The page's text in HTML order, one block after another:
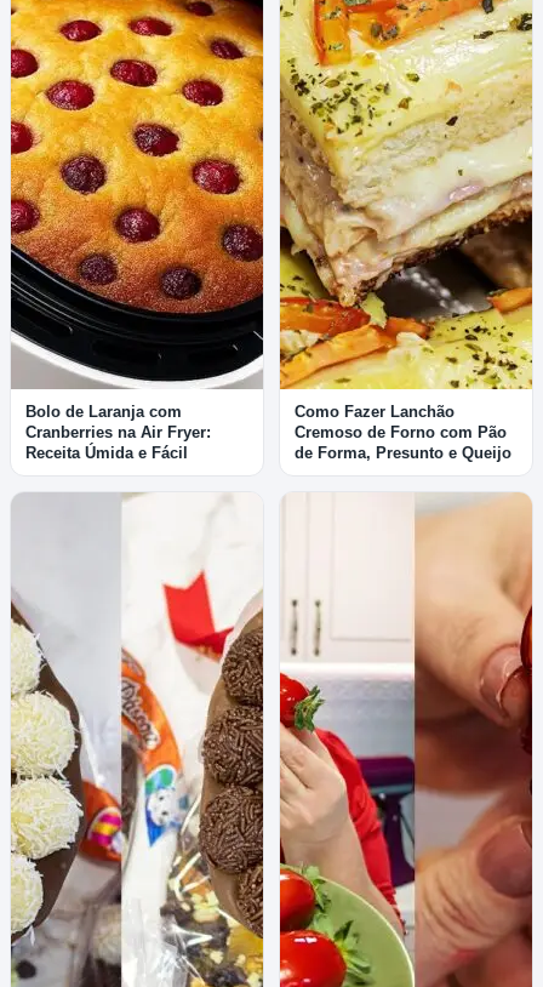
Bolo de Laranja com
Cranberries na Air Fryer:
Receita Úmida e Fácil
Como Fazer Lanchão
Cremoso de Forno com Pão
de Forma, Presunto e Queijo